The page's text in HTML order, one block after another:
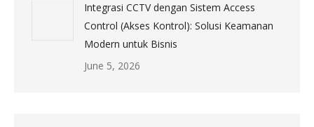
Integrasi CCTV dengan Sistem Access
Control (Akses Kontrol): Solusi Keamanan
Modern untuk Bisnis
June 5, 2026